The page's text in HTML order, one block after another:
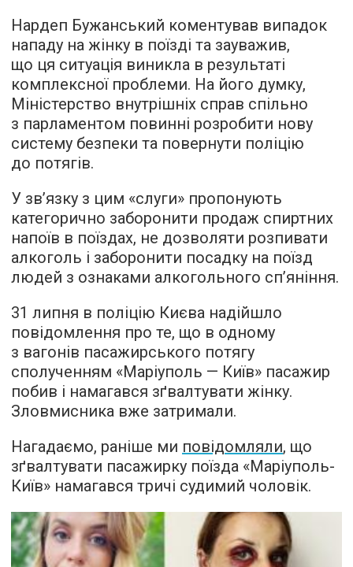
Нардеп Бужанський коментував випадок
нападу на жінку в поїзді та зауважив,
що ця ситуація виникла в результаті
комплексної проблеми. На його думку,
Міністерство внутрішніх справ спільно
з парламентом повинні розробити нову
систему безпеки та повернути поліцію
до потягів.
У зв’язку з цим «слуги» пропонують
категорично заборонити продаж спиртних
напоїв в поїздах, не дозволяти розпивати
алкоголь і заборонити посадку на поїзд
людей з ознаками алкогольного сп’яніння.
31 липня в поліцію Києва надійшло
повідомлення про те, що в одному
з вагонів пасажирського потягу
сполученням «Маріуполь — Київ» пасажир
побив і намагався зґвалтувати жінку.
Зловмисника вже затримали.
Нагадаємо, раніше ми повідомляли, що
зґвалтувати пасажирку поїзда «Маріуполь-
Київ» намагався тричі судимий чоловік.